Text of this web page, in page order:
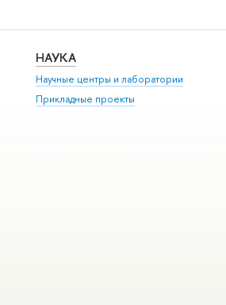
НАУКА
Научные центры и лаборатории
Прикладные проекты